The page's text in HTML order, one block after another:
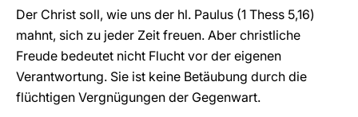
Der Christ soll, wie uns der hl. Paulus (1 Thess 5,16)
mahnt, sich zu jeder Zeit freuen. Aber christliche
Freude bedeutet nicht Flucht vor der eigenen
Verantwortung. Sie ist keine Betäubung durch die
flüchtigen Vergnügungen der Gegenwart.